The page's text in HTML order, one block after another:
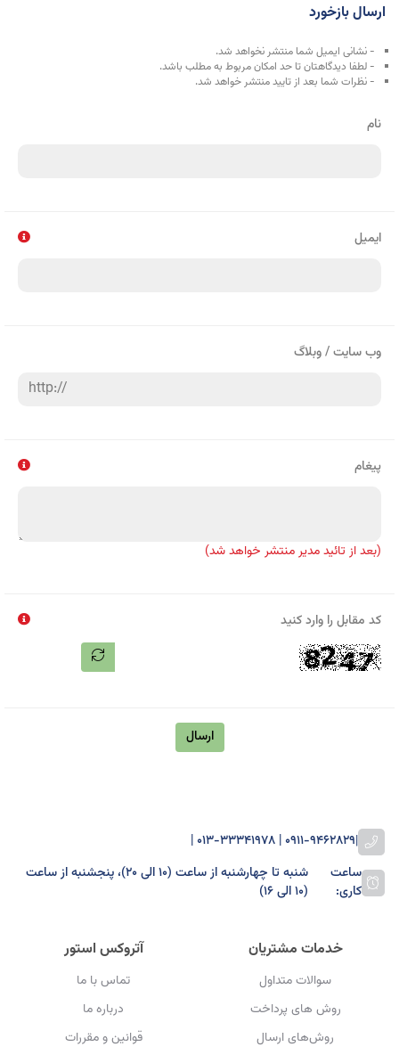
ارسال بازخورد
- نشانی ایمیل شما منتشر نخواهد شد.
- لطفا دیدگاهتان تا حد امکان مربوط به مطلب باشد.
- نظرات شما بعد از تایید منتشر خواهد شد.
نام
ایمیل
وب سایت / وبلاگ
پیغام
(بعد از تائید مدیر منتشر خواهد شد)
کد مقابل را وارد کنید
ارسال
|
0911-9462829 | 013-33341978 |
ساعت
کاری:
شنبه تا چهارشنبه از ساعت (۱۰ الی ۲۰)، پنجشنبه از ساعت
(۱۰ الی ۱۶)
خدمات مشتریان
سوالات متداول
روش های پرداخت
روش‌های ارسال
آتروکس استور
تماس با ما
درباره ما
قوانین و مقررات